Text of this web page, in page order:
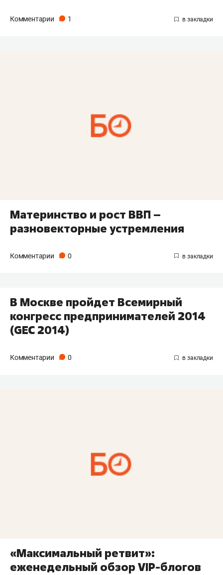
Комментарии 1
Материнство и рост ВВП –
разновекторные устремления
Комментарии 0
В Москве пройдет Всемирный
конгресс предпринимателей 2014
(GEC 2014)
Комментарии 0
«Максимальный ретвит»:
еженедельный обзор VIP-блогов